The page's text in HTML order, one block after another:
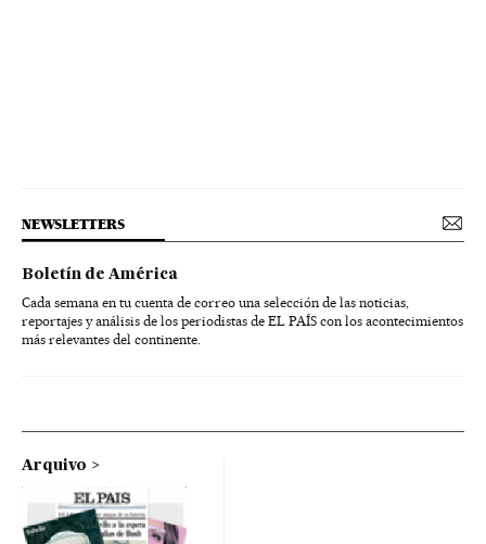
NEWSLETTERS
Boletín de América
Cada semana en tu cuenta de correo una selección de las noticias,
reportajes y análisis de los periodistas de EL PAÍS con los acontecimientos
más relevantes del continente.
Arquivo